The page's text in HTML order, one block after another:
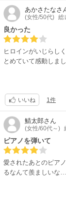
あかさたなさ
(女性/50代) 総
良かった
ヒロインがいじらし
とめていて感動しまし
いいね 1件
鯖太郎さん
(女性/60代～)
ピアノを弾いて
愛されたあとのピア
るなんて羨ましいな…